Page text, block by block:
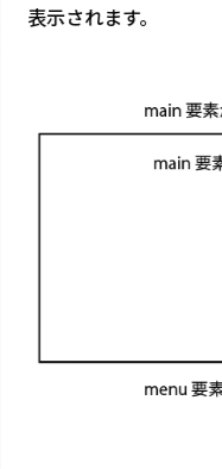
表示されます。